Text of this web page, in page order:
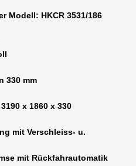
Modell: HKCR 3531/186
330 mm
x 1860 x 330
mit Verschleiss- u.
mit Rückfahrautomatik